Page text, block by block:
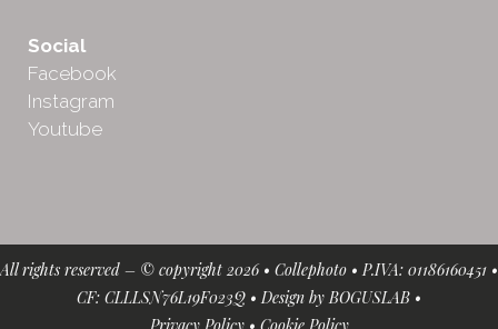
Social
Facebook
Instagram
Youtube
All rights reserved – © copyright 2026 • Collephoto • P.IVA: 01186160451 •
CF: CLLLSN76L19F023Q • Design by BOGUSLAB •